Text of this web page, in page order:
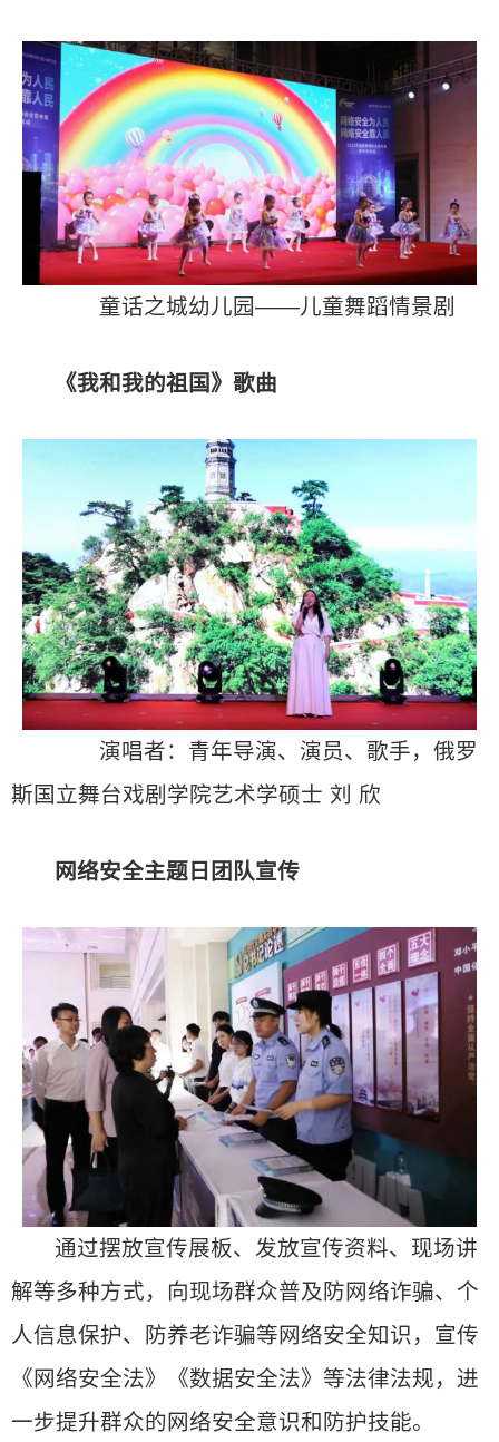
童话之城幼儿园——儿童舞蹈情景剧
《我和我的祖国》歌曲
演唱者：青年导演、演员、歌手，俄罗
斯国立舞台戏剧学院艺术学硕士 刘 欣
网络安全主题日团队宣传
通过摆放宣传展板、发放宣传资料、现场讲
解等多种方式，向现场群众普及防网络诈骗、个
人信息保护、防养老诈骗等网络安全知识，宣传
《网络安全法》《数据安全法》等法律法规，进
一步提升群众的网络安全意识和防护技能。